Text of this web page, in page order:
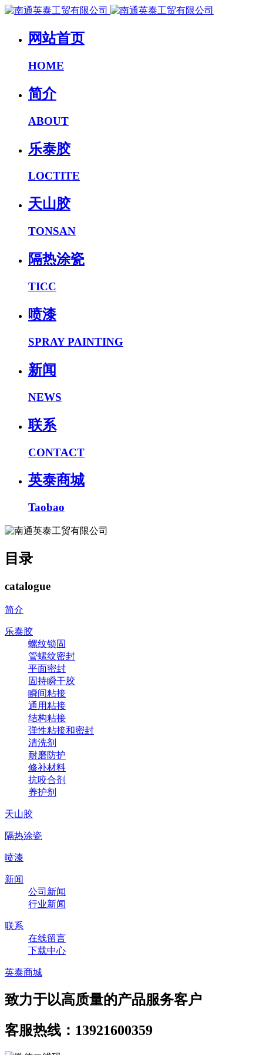
网站首页
HOME
简介
ABOUT
乐泰胶
LOCTITE
天山胶
TONSAN
隔热涂瓷
TICC
喷漆
SPRAY PAINTING
新闻
NEWS
联系
CONTACT
英泰商城
Taobao
目录
catalogue
简介
乐泰胶
螺纹锁固
管螺纹密封
平面密封
固持瞬干胶
瞬间粘接
通用粘接
结构粘接
弹性粘接和密封
清洗剂
耐磨防护
修补材料
抗咬合剂
养护剂
天山胶
隔热涂瓷
喷漆
新闻
公司新闻
行业新闻
联系
在线留言
下载中心
英泰商城
致力于以高质量的产品服务客户
客服热线：13921600359